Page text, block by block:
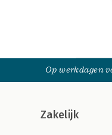
Op werkdagen
Zakelijk